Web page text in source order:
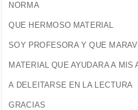
NORMA
QUE HERMOSO MATERIAL
SOY PROFESORA Y QUE
MATERIAL QUE AYUDARA A
A DELEITARSE EN LA LECTURA
GRACIAS